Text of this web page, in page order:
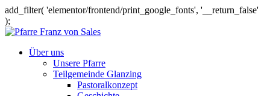
add_filter( 'elementor/frontend/print_google_fonts', '__return_false'
);
Über uns
Unsere Pfarre
Teilgemeinde Glanzing
Pastoralkonzept